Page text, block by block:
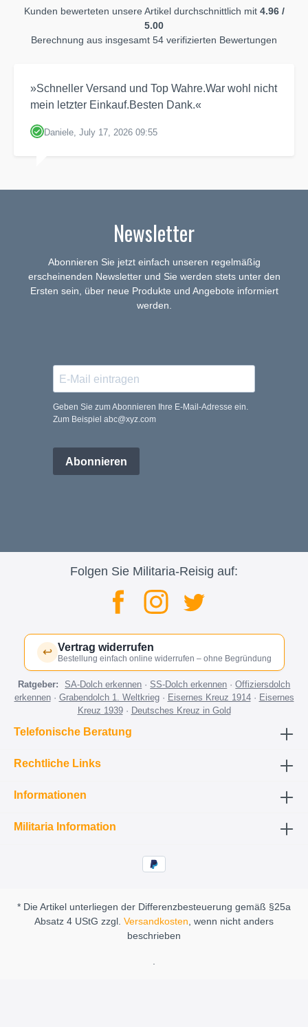
Kunden bewerteten unsere Artikel durchschnittlich mit 4.96 /
5.00
Berechnung aus insgesamt 54 verifizierten Bewertungen
»Schneller Versand und Top Wahre.War wohl nicht
mein letzter Einkauf.Besten Dank.«
Daniele, July 17, 2026 09:55
Newsletter
Abonnieren Sie jetzt einfach unseren regelmäßig
erscheinenden Newsletter und Sie werden stets unter den
Ersten sein, über neue Produkte und Angebote informiert
werden.
Geben Sie zum Abonnieren Ihre E-Mail-Adresse ein.
Zum Beispiel abc@xyz.com
Abonnieren
Folgen Sie Militaria-Reisig auf:
↩ Vertrag widerrufen
Bestellung einfach online widerrufen – ohne Begründung
Ratgeber: SA-Dolch erkennen ·SS-Dolch erkennen ·Offiziersdolch
erkennen· Grabendolch 1. Weltkrieg· Eisernes Kreuz 1914· Eisernes
Kreuz 1939· Deutsches Kreuz in Gold
Telefonische Beratung
Rechtliche Links
Informationen
Militaria Information
* Die Artikel unterliegen der Differenzbesteuerung gemäß §25a
Absatz 4 UStG zzgl. Versandkosten, wenn nicht anders
beschrieben
.